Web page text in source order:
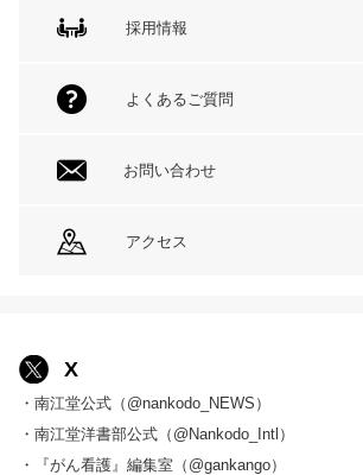
採用情報
よくあるご質問
お問い合わせ
アクセス
X
・南江堂公式（@nankodo_NEWS）
・南江堂洋書部公式（@Nankodo_Intl）
・『がん看護』編集室（@gankango）